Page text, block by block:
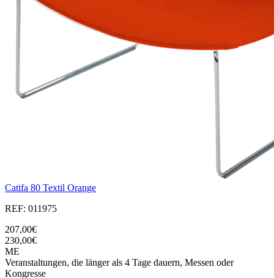
Catifa 80 Textil Orange
REF: 011975
207,00€
230,00€
ME
Veranstaltungen, die länger als 4 Tage dauern, Messen oder
Kongresse